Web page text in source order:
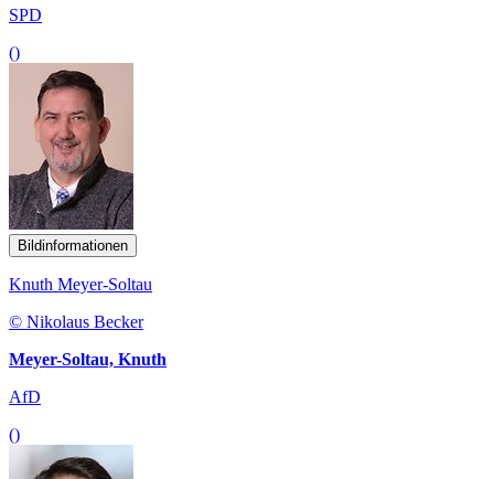
SPD
()
Bildinformationen
Knuth Meyer-Soltau
© Nikolaus Becker
Meyer-Soltau, Knuth
AfD
()